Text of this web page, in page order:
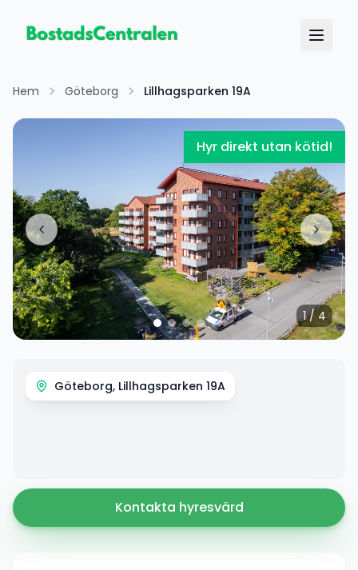
Hem Göteborg Lillhagsparken 19A
Hyr direkt utan kötid!
1/ 4
Göteborg, Lillhagsparken 19A
Kontakta hyresvärd